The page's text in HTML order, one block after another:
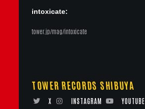
intoxicate:
tower.jp/mag/intoxicate
TOWER RECORDS SHIBUYA
X INSTAGRAM YOUTUBE